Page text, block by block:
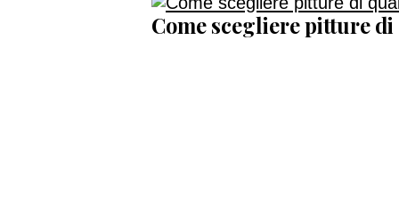
Come scegliere pitture